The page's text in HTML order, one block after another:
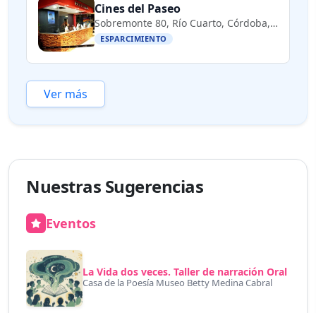
Cines del Paseo
Sobremonte 80, Río Cuarto, Córdoba, Argentina
ESPARCIMIENTO
Ver más
Nuestras Sugerencias
Eventos
La Vida dos veces. Taller de narración Oral
Casa de la Poesía Museo Betty Medina Cabral